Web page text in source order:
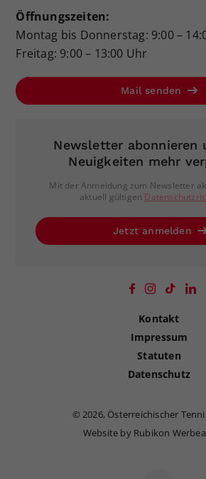
Öffnungszeiten:
Montag bis Donnerstag: 9:00 –
Freitag: 9:00 – 13:00 Uhr
Mail senden
Newsletter abonnieren
Neuigkeiten mehr
Mit der Anmeldung zum Newsletter
aktuell gültigen
Jetzt anmelden
Kontakt
Impressum
Statuten
Datenschutz
©2026, Österreichischer
Website by Rubikon